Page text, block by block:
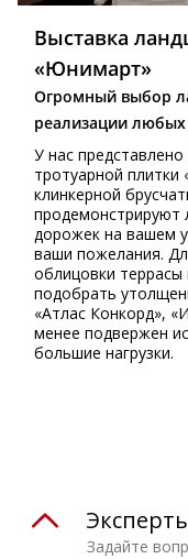
Выставка
«Юнимарт»
Огромный выбор
реализации
У нас
тротуарной
клинкерной
продемонстрируют
дорожек на вашем
ваши пожелания.
облицовки
подобрать
«Атлас Конкорд»,
менее подвержен
большие нагрузки.
Задайте